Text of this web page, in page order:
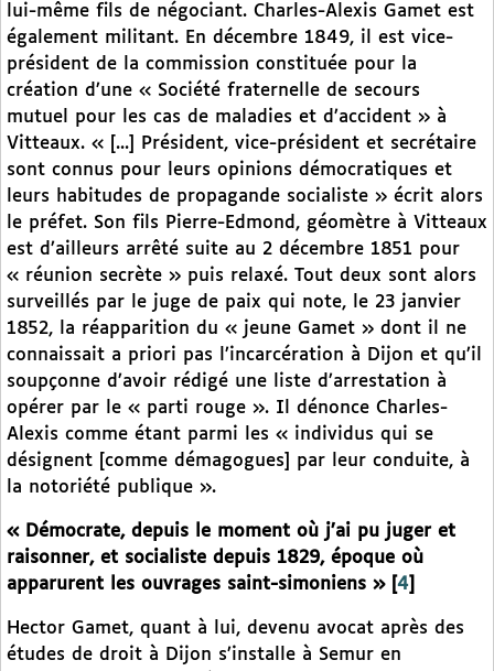
lui-même fils de négociant. Charles-Alexis Gamet est
également militant. En décembre 1849, il est vice-
président de la commission constituée pour la
création d’une « Société fraternelle de secours
mutuel pour les cas de maladies et d’accident » à
Vitteaux. « [...] Président, vice-président et secrétaire
sont connus pour leurs opinions démocratiques et
leurs habitudes de propagande socialiste » écrit alors
le préfet. Son fils Pierre-Edmond, géomètre à Vitteaux
est d’ailleurs arrêté suite au 2 décembre 1851 pour
« réunion secrète » puis relaxé. Tout deux sont alors
surveillés par le juge de paix qui note, le 23 janvier
1852, la réapparition du « jeune Gamet » dont il ne
connaissait a priori pas l’incarcération à Dijon et qu’il
soupçonne d’avoir rédigé une liste d’arrestation à
opérer par le « parti rouge ». Il dénonce Charles-
Alexis comme étant parmi les « individus qui se
désignent [comme démagogues] par leur conduite, à
la notoriété publique ».
« Démocrate, depuis le moment où j’ai pu juger et
raisonner, et socialiste depuis 1829, époque où
apparurent les ouvrages saint-simoniens »[ 4
Hector Gamet, quant à lui, devenu avocat après des
études de droit à Dijon s’installe à Semur en